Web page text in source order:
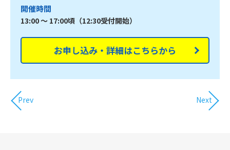
開催時間
13:00 ～ 17:00頃（12:30受付開始）
お申し込み・詳細はこちらから
Prev Next